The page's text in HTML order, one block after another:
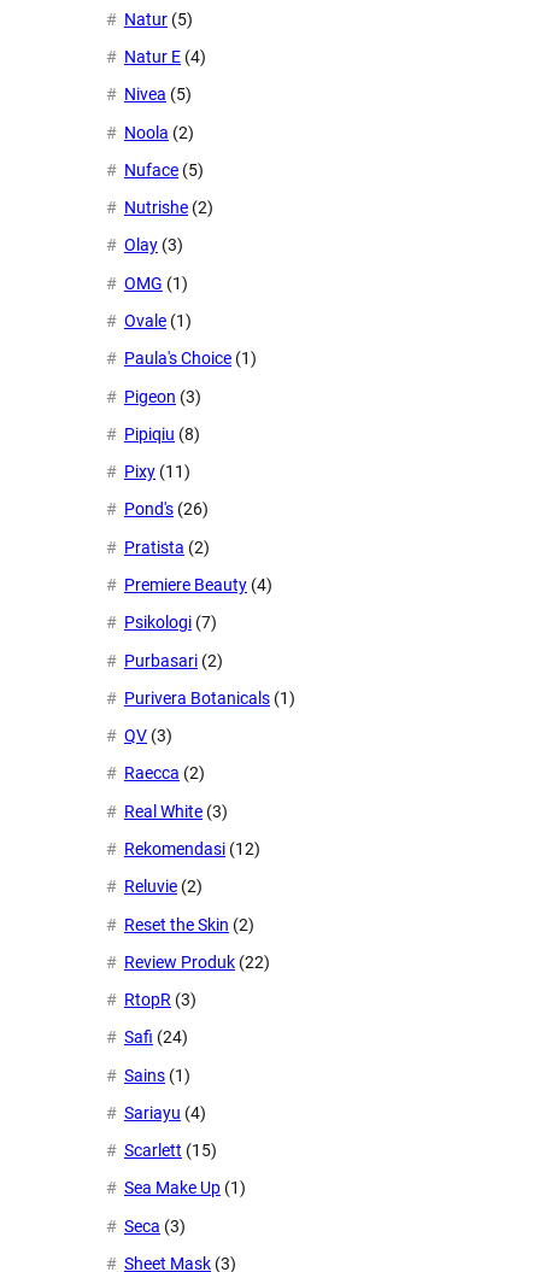
Natur (5)
Natur E (4)
Nivea (5)
Noola (2)
Nuface (5)
Nutrishe (2)
Olay (3)
OMG (1)
Ovale (1)
Paula's Choice (1)
Pigeon (3)
Pipiqiu (8)
Pixy (11)
Pond's (26)
Pratista (2)
Premiere Beauty (4)
Psikologi (7)
Purbasari (2)
Purivera Botanicals (1)
QV (3)
Raecca (2)
Real White (3)
Rekomendasi (12)
Reluvie (2)
Reset the Skin (2)
Review Produk (22)
RtopR (3)
Safi (24)
Sains (1)
Sariayu (4)
Scarlett (15)
Sea Make Up (1)
Seca (3)
Sheet Mask (3)